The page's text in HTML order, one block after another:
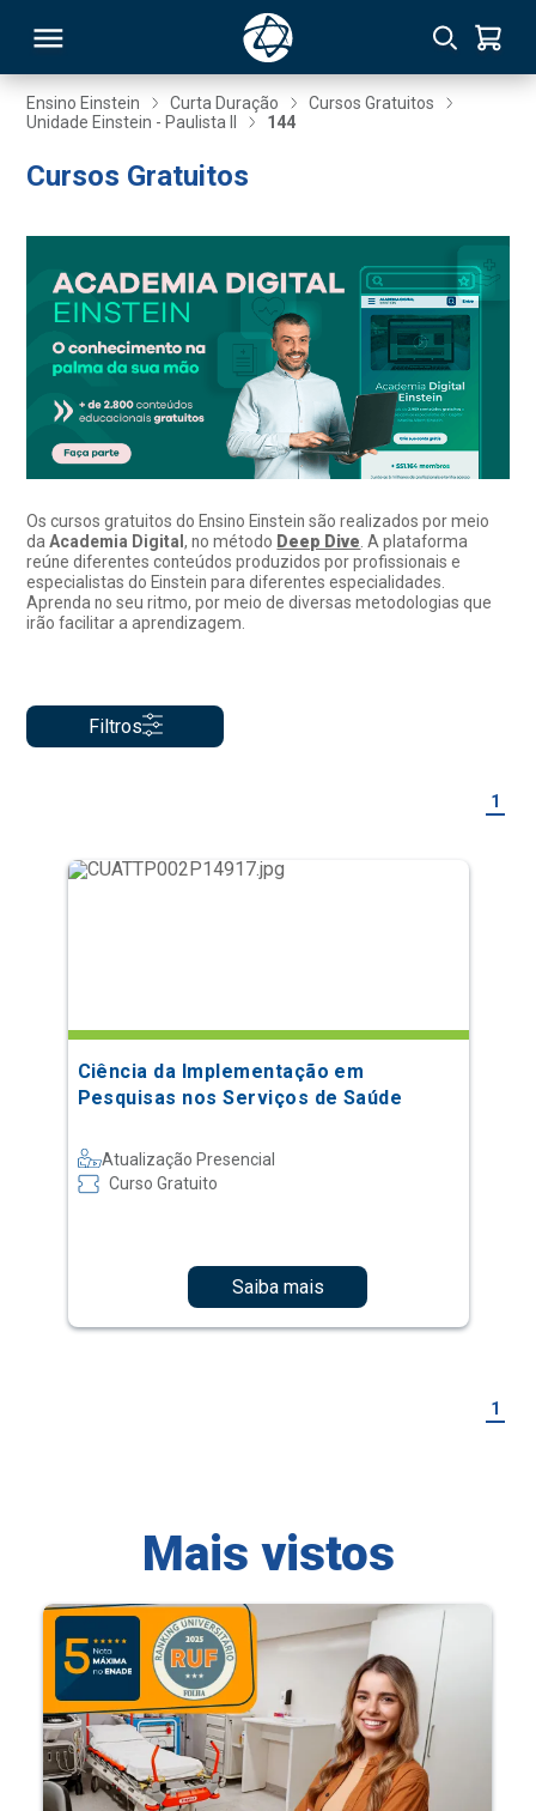
Ensino Einstein Curta Duração
Cursos Gratuitos
Unidade Einstein - Paulista II
144
Cursos Gratuitos
Os cursos gratuitos do Ensino Einstein são realizados por meio
daAcademia Digital, no método Deep Dive. A plataforma
reúne diferentes conteúdos produzidos por profissionais e
especialistas do Einstein para diferentes especialidades.
Aprenda no seu ritmo, por meio de diversas metodologias que
irão facilitar a aprendizagem.
Filtros
1
Ciência da Implementação em
Pesquisas nos Serviços de Saúde
Atualização Presencial
Curso Gratuito
Saiba mais
1
Mais vistos